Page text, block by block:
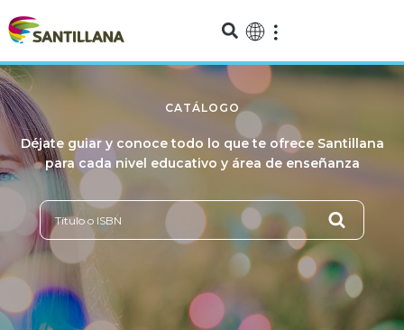
CATÁLOGO
Déjate guiar y conoce todo lo que te ofrece Santillana
para cada nivel educativo y área de enseñanza